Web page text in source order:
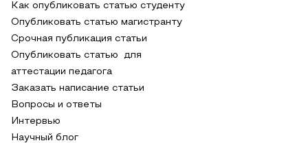
Как опубликовать статью студенту
Опубликовать статью магистранту
Срочная публикация статьи
Опубликовать статью для
аттестации педагога
Заказать написание статьи
Вопросы и ответы
Интервью
Научный блог